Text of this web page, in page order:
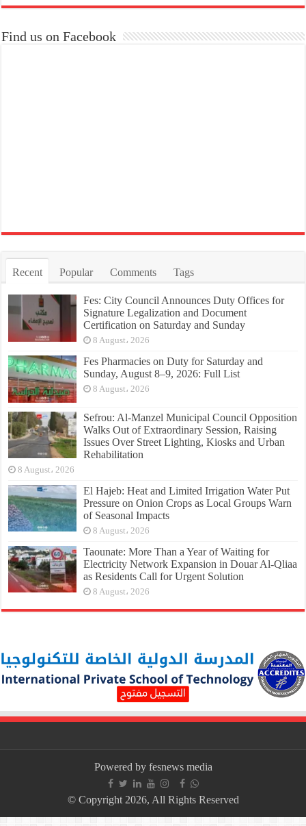
Find us on Facebook
Recent Popular Comments Tags
Fes: City Council Announces Duty Offices for
Signature Legalization and Document
Certification on Saturday and Sunday
8 August، 2026
Fes Pharmacies on Duty for Saturday and
Sunday, August 8–9, 2026: Full List
8 August، 2026
Sefrou: Al-Manzel Municipal Council Opposition
Walks Out of Extraordinary Session, Raising
Issues Over Street Lighting, Kiosks and Urban
Rehabilitation
8 August، 2026
El Hajeb: Heat and Limited Irrigation Water Put
Pressure on Onion Crops as Local Groups Warn
of Seasonal Impacts
8 August، 2026
Taounate: More Than a Year of Waiting for
Electricity Network Expansion in Douar Al-Qliaa
as Residents Call for Urgent Solution
8 August، 2026
Powered by fesnews media
© Copyright 2026, All Rights Reserved